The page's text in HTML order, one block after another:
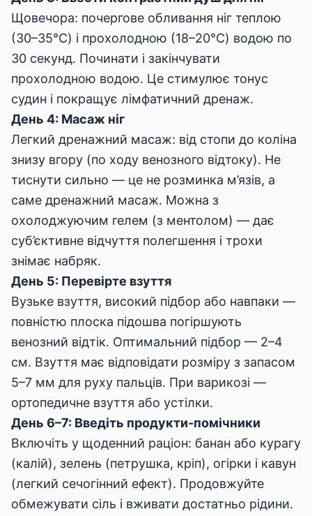
Щовечора: почергове обливання ніг теплою
(30–35°C) і прохолодною (18–20°C) водою по
30 секунд. Починати і закінчувати
прохолодною водою. Це стимулює тонус
судин і покращує лімфатичний дренаж.
День 4: Масаж ніг
Легкий дренажний масаж: від стопи до коліна
знизу вгору (по ходу венозного відтоку). Не
тиснути сильно — це не розминка м’язів, а
саме дренажний масаж. Можна з
охолоджуючим гелем (з ментолом) — дає
суб’єктивне відчуття полегшення і трохи
знімає набряк.
День 5: Перевірте взуття
Вузьке взуття, високий підбор або навпаки —
повністю плоска підошва погіршують
венозний відтік. Оптимальний підбор — 2–4
см. Взуття має відповідати розміру з запасом
5–7 мм для руху пальців. При варикозі —
ортопедичне взуття або устілки.
День 6–7: Введіть продукти-помічники
Включіть у щоденний раціон: банан або курагу
(калій), зелень (петрушка, кріп), огірки і кавун
(легкий сечогінний ефект). Продовжуйте
обмежувати сіль і вживати достатньо рідини.